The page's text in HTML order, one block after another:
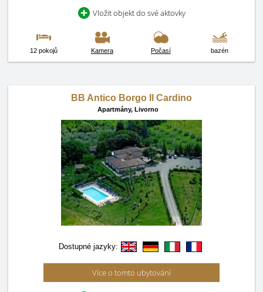
Vložit objekt do své aktovky
12 pokojů Kamera Počasí bazén
BB Antico Borgo Il Cardino
Apartmány, Livorno
Dostupné jazyky:
Více o tomto ubytování